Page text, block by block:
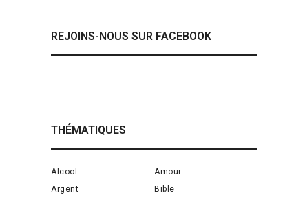
REJOINS-NOUS SUR FACEBOOK
THÉMATIQUES
Alcool
Amour
Argent
Bible